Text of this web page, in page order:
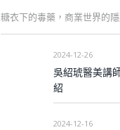
糖衣下的毒藥，商業世界的
2024-12-26
吳紹琥醫美講
紹
2024-12-16